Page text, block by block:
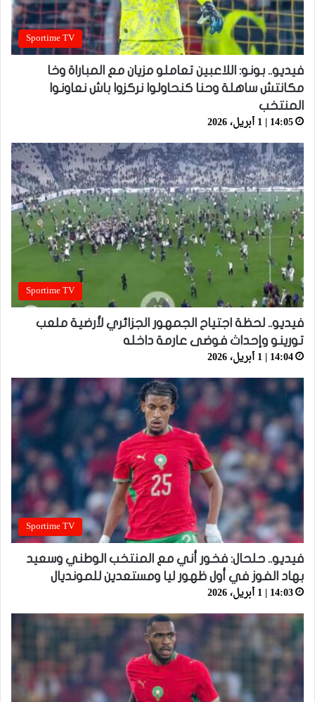
Sportime TV
فيديو.. بونو: اللاعبين تعاملو مزيان مع المباراة وخا
مكانتش ساهلة وحنا كنحاولوا نركزوا باش نعاونوا
المنتخب
14:05 | 1 أبريل، 2026
Sportime TV
فيديو.. لحظة اجتياح الجمهور الجزائري لأرضية ملعب
تورينو وإحداث فوضى عارمة داخله
14:04 | 1 أبريل، 2026
Sportime TV
فيديو.. حلحال: فخور أني مع المنتخب الوطني وسعيد
بهاد الفوز في أول ظهور ليا ومستعدين للمونديال
14:03 | 1 أبريل، 2026